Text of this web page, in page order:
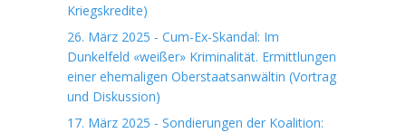
Kriegskredite)
26. März 2025 - Cum-Ex-Skandal: Im
Dunkelfeld «weißer» Kriminalität. Ermittlungen
einer ehemaligen Oberstaatsanwältin (Vortrag
und Diskussion)
17. März 2025 - Sondierungen der Koalition: